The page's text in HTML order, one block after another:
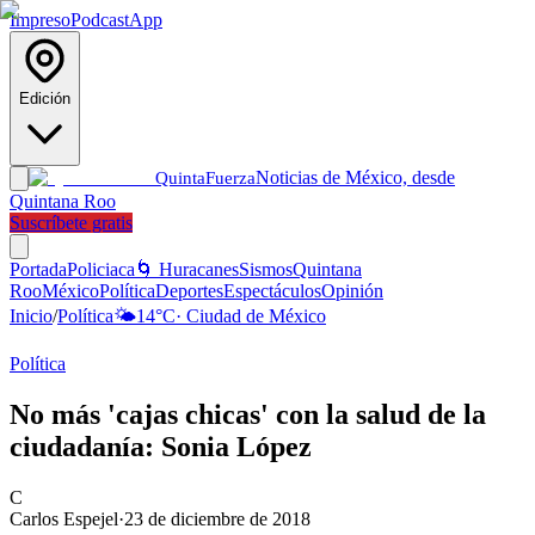
ImpresoPodcastApp
Edición
QuintaFuerzaNoticias de México, desde
Quintana Roo
Suscríbete gratis
PortadaPoliciaca 🌀 HuracanesSismosQuintana
RooMéxicoPolíticaDeportesEspectáculosOpinión
Inicio/Política🌤️14°C· Ciudad de México
Política
No más 'cajas chicas' con la salud de la
ciudadanía: Sonia López
C
Carlos Espejel·23 de diciembre de 2018